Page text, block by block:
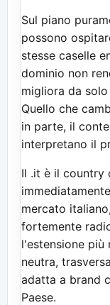
Sul piano
possono
stesse caselle
dominio non
migliora da
Quello che
in parte, il
interpretano il
Il .it è il country
mercato
fortemente
l'estensione più
neutra,
adatta a brand
Paese.